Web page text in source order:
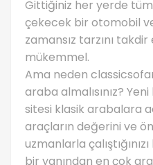
Gittiğiniz her yerde
çekecek bir otomobil
zamansız tarzını
mükemmel.
Ama neden
araba almalısınız?
sitesi klasik arabalara
araçların değerini ve
uzmanlarla
bir yanından en çok